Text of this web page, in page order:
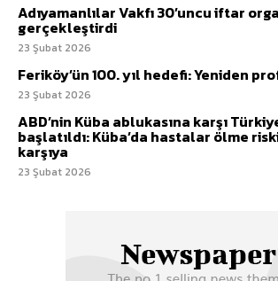
Adıyamanlılar Vakfı 30’uncu iftar
gerçekleştirdi
23 Şubat 2026
Feriköy’ün 100. yıl hedefi: Yeniden
23 Şubat 2026
ABD’nin Küba ablukasına karşı
başlatıldı: Küba’da hastalar ölme
karşıya
23 Şubat 2026